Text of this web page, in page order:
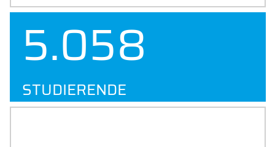
9.291
STUDIERENDE